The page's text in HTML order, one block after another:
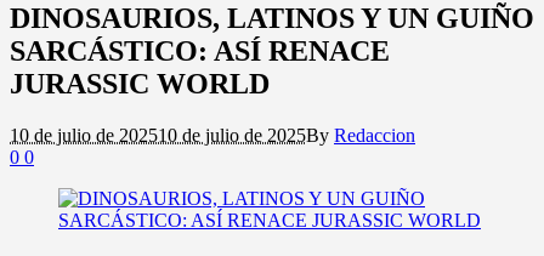
DINOSAURIOS, LATINOS Y UN GUIÑO
SARCÁSTICO: ASÍ RENACE
JURASSIC WORLD
10 de julio de 202510 de julio de 2025By Redaccion
0 0